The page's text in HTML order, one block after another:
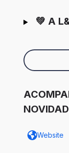
💚 A
Website